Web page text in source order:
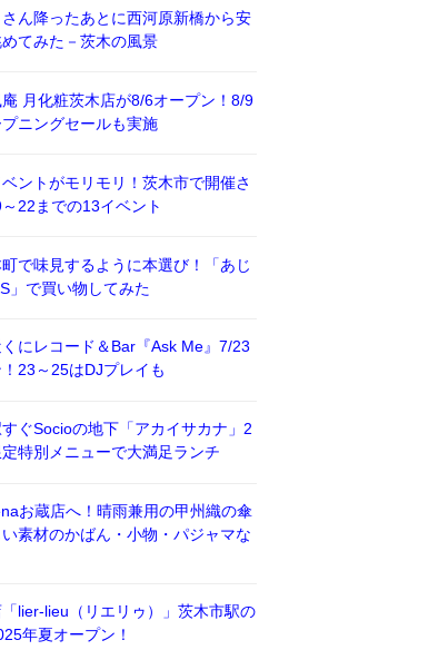
ん降ったあとに西河原新橋から安
てみた－茨木の風景
月化粧茨木店が8/6オープン！8/9
プニングセールも実施
ントがモリモリ！茨木市で開催さ
22までの13イベント
で味見するように本選び！「あじ
」で買い物してみた
にレコード＆Bar『Ask Me』7/23
23～25はDJプレイも
ぐSocioの地下「アカイサカナ」2
特別メニューで大満足ランチ
お蔵店へ！晴雨兼用の甲州織の傘
素材のかばん・小物・パジャマな
lier-lieu（リエリゥ）」茨木市駅の
年夏オープン！